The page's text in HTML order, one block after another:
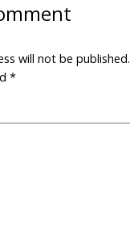
will not be published.
*